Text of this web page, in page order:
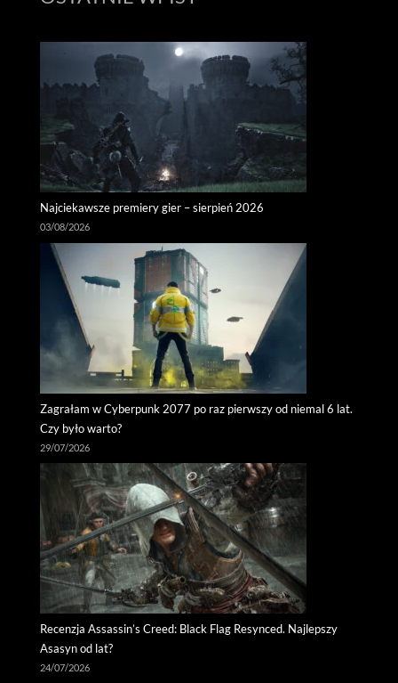
Najciekawsze premiery gier – sierpień 2026
03/08/2026
Zagrałam w Cyberpunk 2077 po raz pierwszy od niemal 6 lat.
Czy było warto?
29/07/2026
Recenzja Assassin’s Creed: Black Flag Resynced. Najlepszy
Asasyn od lat?
24/07/2026